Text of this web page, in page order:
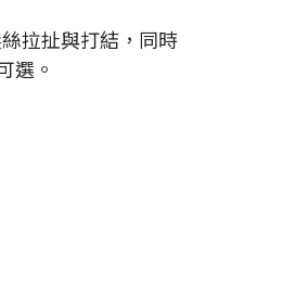
拉扯與打結，同時
選。